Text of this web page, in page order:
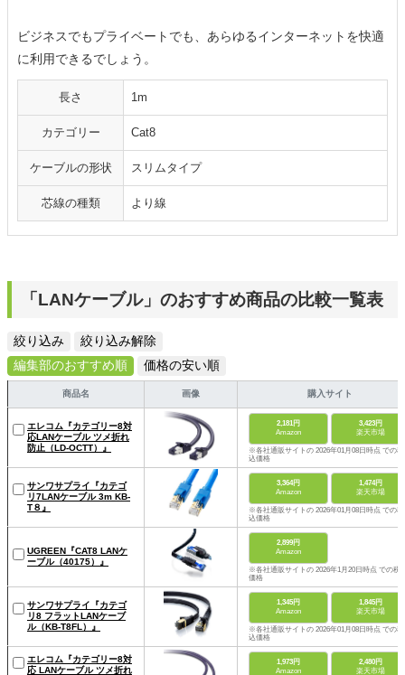
ビジネスでもプライベートでも、あらゆるインターネットを快適
に利用できるでしょう。
長さ 1m
カテゴリー Cat8
ケーブルの形状 スリムタイプ
芯線の種類 より線
「LANケーブル」のおすすめ商品の比較一覧表
絞り込み
絞り込み解除
編集部のおすすめ順
価格の安い順
商品名 画像 購入サイト
エレコム『カテゴリー8対
応LANケーブル ツメ折れ
防止（LD-OCTT）』
2,181円
Amazon
3,423円
楽天市場
※各社通販サイトの 2026年01月08日時点 での税
込価格
サンワサプライ『カテゴ
リ7LANケーブル 3m KB-
T８』
3,364円
Amazon
1,474円
楽天市場
※各社通販サイトの 2026年01月08日時点 での税
込価格
UGREEN『CAT8 LANケ
ーブル（40175）』
2,899円
Amazon
※各社通販サイトの 2026年1月20日時点 での税
価格
サンワサプライ『カテゴ
リ8 フラットLANケーブ
ル（KB-T8FL）』
1,345円
Amazon
1,845円
楽天市場
※各社通販サイトの 2026年01月08日時点 での税
込価格
エレコム『カテゴリー8対
応 LANケーブル ツメ折れ
1,973円
Amazon
2,480円
楽天市場